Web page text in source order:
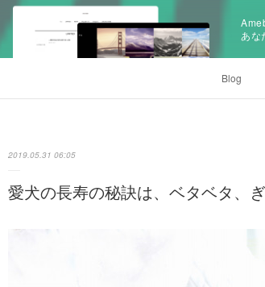
あな
Blog
2019.05.31 06:05
愛犬の長寿の秘訣は、ベタベタ、